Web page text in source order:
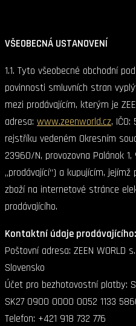
VŠEOBECNÁ USTANOVENÍ
1.1. Tyto všeobecné obchodní
povinnosti smluvních stran
mezi prodávajícím, kterým je
adresa: www.zeenworld.cz,
rejstříku vedeném Okresním
23960/N, provozovna Palánok
„prodávající“) a kupujícím,
zboží na internetové stránce
prodávajícího.
Kontaktní údaje prodávajícího:
Poštovní adresa: ZEEN WORLD
Slovensko
Účet pro bezhotovostní platby:
SK27 0900 0000 0052 1133
Telefon: +421 918 732 776